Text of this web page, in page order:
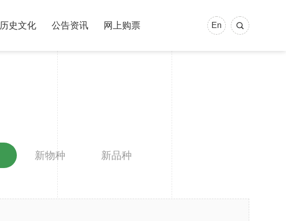
En
历史文化 公告资讯 网上购票
新物种 新品种